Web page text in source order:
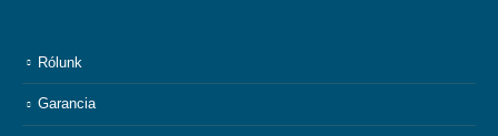
Rólunk
Garancia